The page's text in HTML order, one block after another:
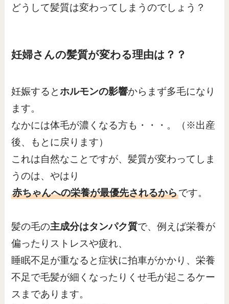
どうして髪質は変わってしまうのでしょう？
妊婦さんの髪質が変わる理由は？？
妊娠するとホルモンの影響からまず多毛になり
ます。
なかには体毛が濃くなる方も・・・。（※出産
後、もとに戻ります）
これは自然なことですが、髪質が変わってしま
うのは、やはり
赤ちゃんへの栄養が最優先されるからです。
髪の毛の主成分はタンパク質で、例えば栄養が
偏ったりストレスや疲れ、
睡眠不足が重なると症状に拍車がかかり、栄養
不足で毛髪が細くなったりくせ毛が起こるケー
スまであります。